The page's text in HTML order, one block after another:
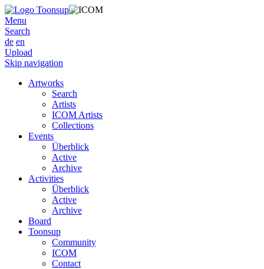
Menu
Search
de en
Upload
Skip navigation
Artworks
Search
Artists
ICOM Artists
Collections
Events
Überblick
Active
Archive
Activities
Überblick
Active
Archive
Board
Toonsup
Community
ICOM
Contact